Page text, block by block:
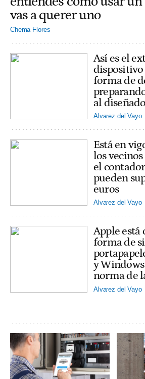
vas a querer uno
Chema Flores
Así es el
forma de
al
Alvarez del Vayo
Está en
los
el
pueden
euros
Alvarez del Vayo
Apple está
forma de
y
norma de
Alvarez del Vayo